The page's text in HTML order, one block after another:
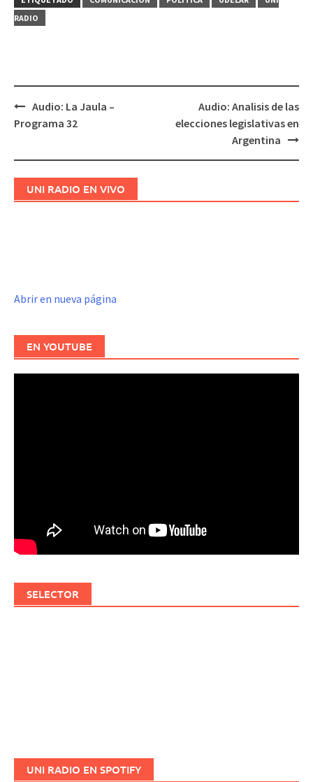
RADIO
Navegación
Audio: La Jaula –
Programa 32
Audio: Analisis de las
elecciones legislativas en
Argentina
UNI RADIO EN VIVO
Abrir en nueva página
EN YOUTUBE
SELECTOR
UNI RADIO EN SPOTIFY